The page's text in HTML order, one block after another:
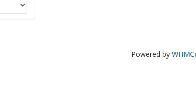
Powered by